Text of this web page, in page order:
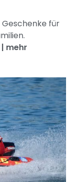
für
| mehr